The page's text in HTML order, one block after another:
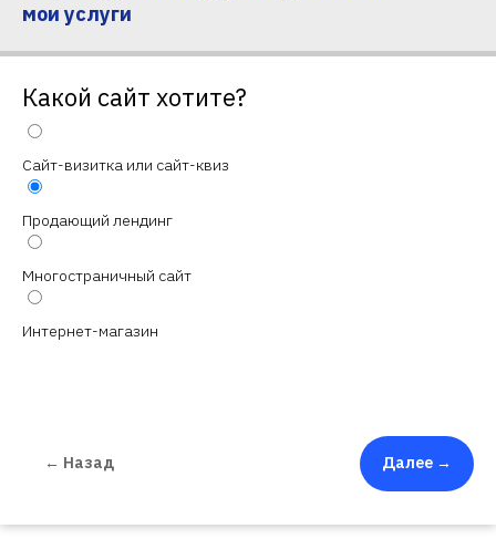
мои услуги
Какой сайт хотите?
Сайт-визитка или сайт-квиз
Продающий лендинг
Многостраничный сайт
Интернет-магазин
← Назад Далее →